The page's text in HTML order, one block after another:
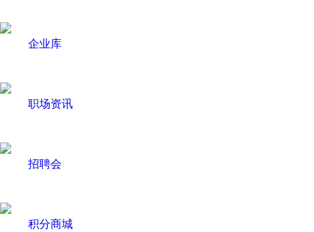
企业库
职场资讯
招聘会
积分商城